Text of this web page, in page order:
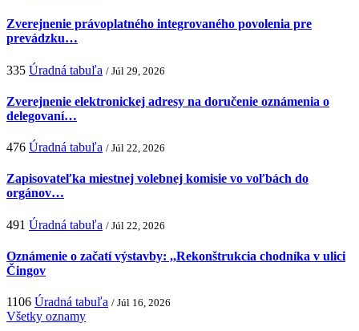
Zverejnenie právoplatného integrovaného povolenia pre
prevádzku…
335 Úradná tabuľa / Júl 29, 2026
Zverejnenie elektronickej adresy na doručenie oznámenia o
delegovaní…
476 Úradná tabuľa / Júl 22, 2026
Zapisovateľka miestnej volebnej komisie vo voľbách do
orgánov…
491 Úradná tabuľa / Júl 22, 2026
Oznámenie o začatí výstavby: ,,Rekonštrukcia chodníka v ulici
Čingov
1106 Úradná tabuľa / Júl 16, 2026
Všetky oznamy